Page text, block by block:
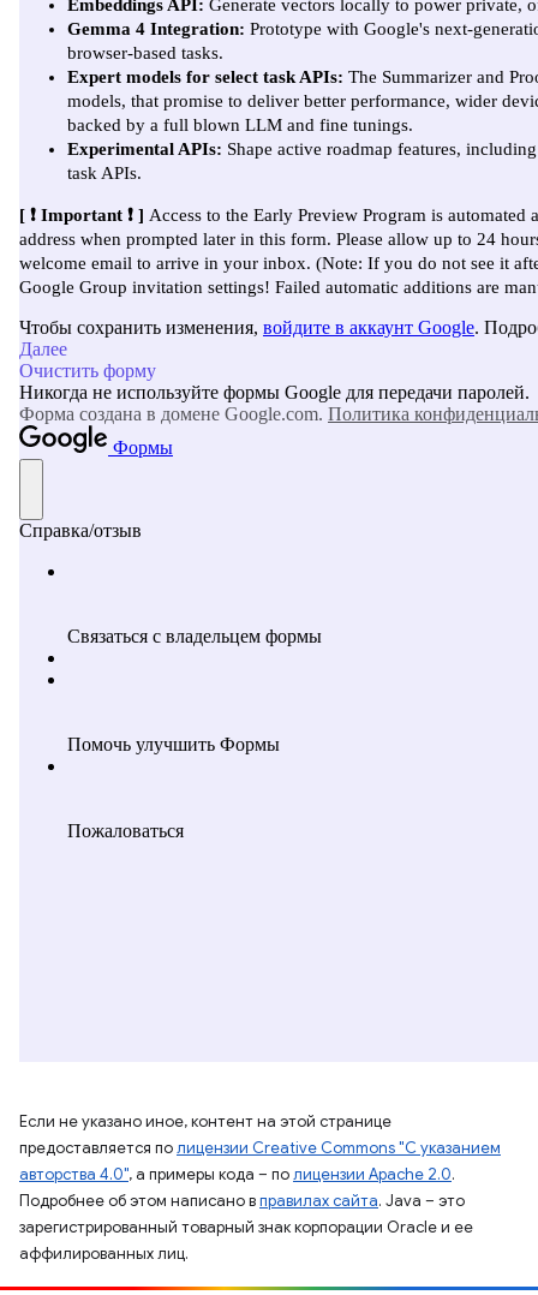
Если не указано иное, контент на этой странице
предоставляется полицензии Creative Commons "С указанием
авторства 4.0", а примеры кода – полицензии Apache 2.0.
Подробнее об этом написано вправилах сайта. Java – это
зарегистрированный товарный знак корпорации Oracle и ее
аффилированных лиц.